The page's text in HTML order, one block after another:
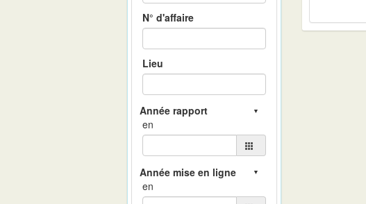
N° d'affaire
Lieu
en
en